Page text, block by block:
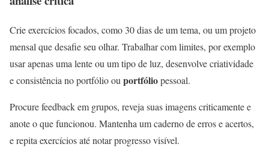
Crie exercícios focados, como 30 dias de um tema, ou um projeto
mensal que desafie seu olhar. Trabalhar com limites, por exemplo
usar apenas uma lente ou um tipo de luz, desenvolve criatividade
e consistência no portfólio ou portfóliopessoal.
Procure feedback em grupos, reveja suas imagens criticamente e
anote o que funcionou. Mantenha um caderno de erros e acertos,
e repita exercícios até notar progresso visível.